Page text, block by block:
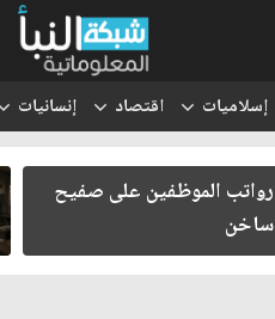
إسلاميات اقتصاد إنسانيات
رواتب الموظفين على صفيح
ساخن